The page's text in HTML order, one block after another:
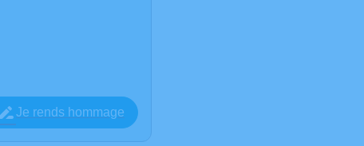
Je rends hommage